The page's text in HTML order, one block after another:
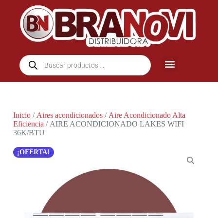
Inicio/ Aires acondicionados/ Aire Acondicionado Alta
Eficiencia / AIRE ACONDICIONADO LAKES WIFI
36K/BTU
¡OFERTA!